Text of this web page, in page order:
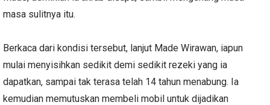
masa sulitnya itu.
Berkaca dari kondisi tersebut, lanjut Made Wirawan, iapun
mulai menyisihkan sedikit demi sedikit rezeki yang ia
dapatkan, sampai tak terasa telah 14 tahun menabung. Ia
kemudian memutuskan membeli mobil untuk dijadikan